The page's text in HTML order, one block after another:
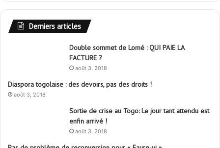
Derniers articles
Double sommet de Lomé : QUI PAIE LA
FACTURE ?
août 3, 2018
Diaspora togolaise : des devoirs, pas des droits !
août 3, 2018
Sortie de crise au Togo: Le jour tant attendu est
enfin arrivé !
août 3, 2018